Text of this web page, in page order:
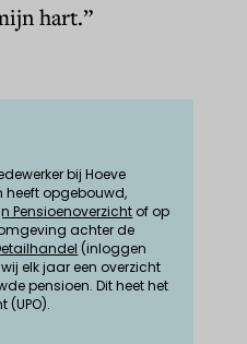
mijn hart.”
bij Hoeve
heeft opgebouwd,
Pensioenoverzicht of op
achter de
(inloggen
elk jaar een overzicht
pensioen. Dit heet het
(UPO).